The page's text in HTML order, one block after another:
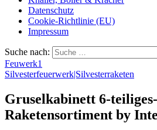
Datenschutz
Cookie-Richtlinie (EU)
Impressum
Suche nach:
Feuwerk1
Silvesterfeuerwerk|Silvesterraketen
Gruselkabinett 6-teiliges-
Raketensortiment by